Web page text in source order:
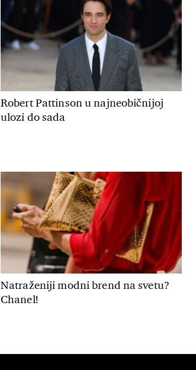
Robert Pattinson u najneobičnijoj
ulozi do sada
Natraženiji modni brend na svetu?
Chanel!